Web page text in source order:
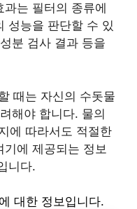
는 필터의 종류에
성능을 판단할 수 있
분 검사 결과 등을
때는 자신의 수돗물
해야 합니다. 물의
에 따라서도 적절한
에 제공되는 정보
니다.
대한 정보입니다.